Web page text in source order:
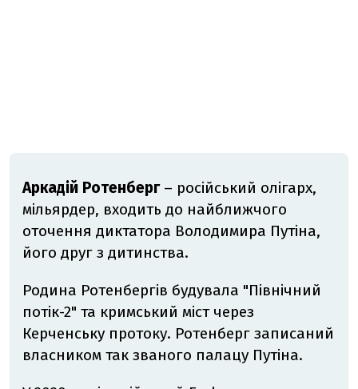
Аркадій Ротенберг– російський олігарх,
мільярдер, входить до найближчого
оточення диктатора Володимира Путіна,
його друг з дитинства.
Родина Ротенбергів будувала "Північний
потік-2" та кримський міст через
Керченську протоку. Ротенберг записаний
власником так званого палацу Путіна.